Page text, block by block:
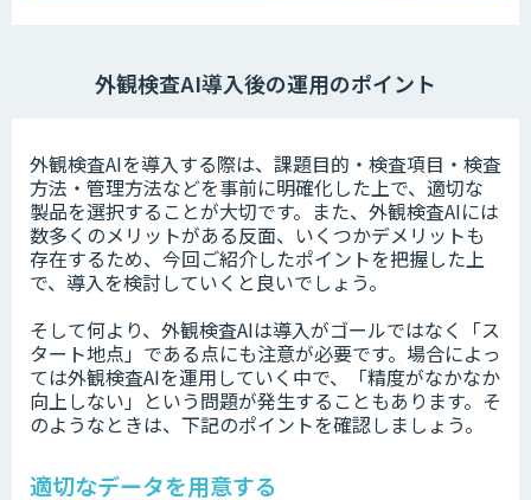
外観検査AI導入後の運用のポイント
外観検査AIを導入する際は、課題目的・検査項目・検査
方法・管理方法などを事前に明確化した上で、適切な
製品を選択することが大切です。また、外観検査AIには
数多くのメリットがある反面、いくつかデメリットも
存在するため、今回ご紹介したポイントを把握した上
で、導入を検討していくと良いでしょう。
そして何より、外観検査AIは導入がゴールではなく「ス
タート地点」である点にも注意が必要です。場合によっ
ては外観検査AIを運用していく中で、「精度がなかなか
向上しない」という問題が発生することもあります。そ
のようなときは、下記のポイントを確認しましょう。
適切なデータを用意する